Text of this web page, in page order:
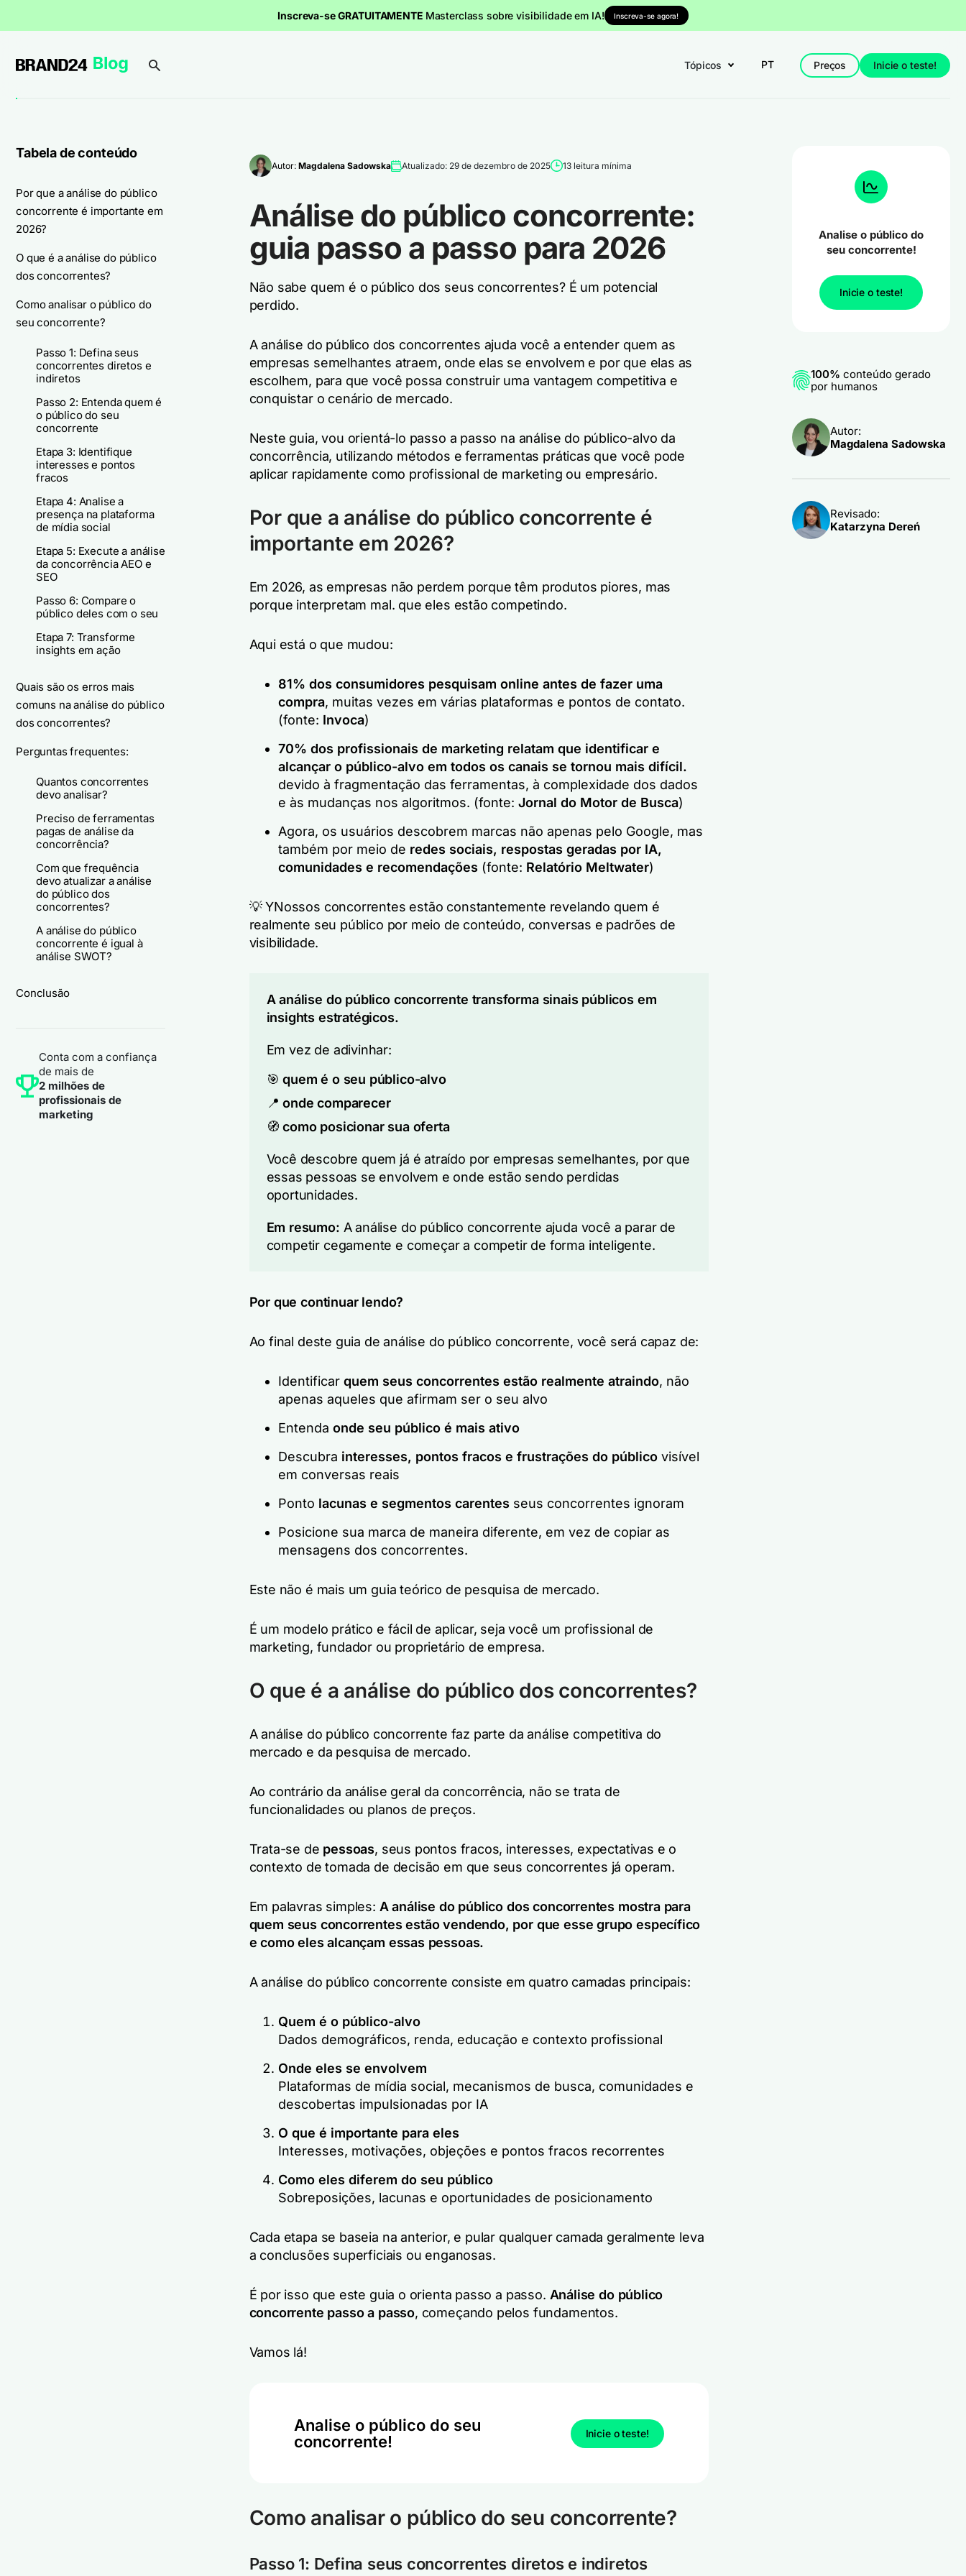
Inscreva-se GRATUITAMENTE Masterclass sobre visibilidade em IA! Inscreva-se agora!
Tópicos PT Preços Inicie o teste!
Tabela de conteúdo
Por que a análise do público
concorrente é importante em
2026?
O que é a análise do público
dos concorrentes?
Como analisar o público do
seu concorrente?
Passo 1: Defina seus
concorrentes diretos e
indiretos
Passo 2: Entenda quem é
o público do seu
concorrente
Etapa 3: Identifique
interesses e pontos
fracos
Etapa 4: Analise a
presença na plataforma
de mídia social
Etapa 5: Execute a análise
da concorrência AEO e
SEO
Passo 6: Compare o
público deles com o seu
Etapa 7: Transforme
insights em ação
Quais são os erros mais
comuns na análise do público
dos concorrentes?
Perguntas frequentes:
Quantos concorrentes
devo analisar?
Preciso de ferramentas
pagas de análise da
concorrência?
Com que frequência
devo atualizar a análise
do público dos
concorrentes?
A análise do público
concorrente é igual à
análise SWOT?
Conclusão
Conta com a confiança
de mais de
2 milhões de
profissionais de
marketing
Autor: Magdalena Sadowska Atualizado: 29 de dezembro de 2025 13 leitura mínima
Análise do público concorrente:
guia passo a passo para 2026
Não sabe quem é o público dos seus concorrentes? É um potencial
perdido.
A análise do público dos concorrentes ajuda você a entender quem as
empresas semelhantes atraem, onde elas se envolvem e por que elas as
escolhem, para que você possa construir uma vantagem competitiva e
conquistar o cenário de mercado.
Neste guia, vou orientá-lo passo a passo na análise do público-alvo da
concorrência, utilizando métodos e ferramentas práticas que você pode
aplicar rapidamente como profissional de marketing ou empresário.
Por que a análise do público concorrente é
importante em 2026?
Em 2026, as empresas não perdem porque têm produtos piores, mas
porque interpretam mal. que eles estão competindo.
Aqui está o que mudou:
81% dos consumidores pesquisam online antes de fazer uma
compra, muitas vezes em várias plataformas e pontos de contato.
(fonte: Invoca)
70% dos profissionais de marketing relatam que identificar e
alcançar o público-alvo em todos os canais se tornou mais difícil.
devido à fragmentação das ferramentas, à complexidade dos dados
e às mudanças nos algoritmos. (fonte: Jornal do Motor de Busca)
Agora, os usuários descobrem marcas não apenas pelo Google, mas
também por meio de redes sociais, respostas geradas por IA,
comunidades e recomendações (fonte: Relatório Meltwater)
💡 YNossos concorrentes estão constantemente revelando quem é
realmente seu público por meio de conteúdo, conversas e padrões de
visibilidade.
A análise do público concorrente transforma sinais públicos em
insights estratégicos.
Em vez de adivinhar:
🎯quem é o seu público-alvo
📍onde comparecer
🧭como posicionar sua oferta
Você descobre quem já é atraído por empresas semelhantes, por que
essas pessoas se envolvem e onde estão sendo perdidas
oportunidades.
Em resumo: A análise do público concorrente ajuda você a parar de
competir cegamente e começar a competir de forma inteligente.
Por que continuar lendo?
Ao final deste guia de análise do público concorrente, você será capaz de:
Identificar quem seus concorrentes estão realmente atraindo, não
apenas aqueles que afirmam ser o seu alvo
Entenda onde seu público é mais ativo
Descubra interesses, pontos fracos e frustrações do públicovisível
em conversas reais
Ponto lacunas e segmentos carentes seus concorrentes ignoram
Posicione sua marca de maneira diferente, em vez de copiar as
mensagens dos concorrentes.
Este não é mais um guia teórico de pesquisa de mercado.
É um modelo prático e fácil de aplicar, seja você um profissional de
marketing, fundador ou proprietário de empresa.
O que é a análise do público dos concorrentes?
A análise do público concorrente faz parte da análise competitiva do
mercado e da pesquisa de mercado.
Ao contrário da análise geral da concorrência, não se trata de
funcionalidades ou planos de preços.
Trata-se de pessoas, seus pontos fracos, interesses, expectativas e o
contexto de tomada de decisão em que seus concorrentes já operam.
Em palavras simples: A análise do público dos concorrentes mostra para
quem seus concorrentes estão vendendo, por que esse grupo específico
e como eles alcançam essas pessoas.
A análise do público concorrente consiste em quatro camadas principais:
Quem é o público-alvo
Dados demográficos, renda, educação e contexto profissional
Onde eles se envolvem
Plataformas de mídia social, mecanismos de busca, comunidades e
descobertas impulsionadas por IA
O que é importante para eles
Interesses, motivações, objeções e pontos fracos recorrentes
Como eles diferem do seu público
Sobreposições, lacunas e oportunidades de posicionamento
Cada etapa se baseia na anterior, e pular qualquer camada geralmente leva
a conclusões superficiais ou enganosas.
É por isso que este guia o orienta passo a passo. Análise do público
concorrente passo a passo, começando pelos fundamentos.
Vamos lá!
Analise o público do seu
concorrente!
Inicie o teste!
Como analisar o público do seu concorrente?
Passo 1: Defina seus concorrentes diretos e indiretos
Analise o público do
seu concorrente!
Inicie o teste!
100% conteúdo gerado
por humanos
Autor:
Magdalena Sadowska
Revisado:
Katarzyna Dereń